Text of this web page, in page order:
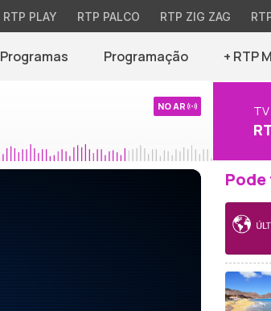
RTP PLAY RTP PALCO RTP ZIG ZAG
Programas Programação + RTP
NO AR TV